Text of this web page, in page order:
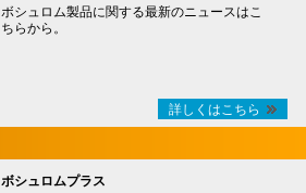
ボシュロム製品に関する最新のニュースはこ
ちらから。
詳しくはこちら
ボシュロムプラス